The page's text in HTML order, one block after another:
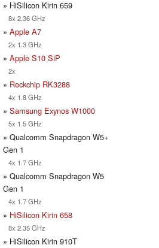
» HiSilicon Kirin 659
8x 2.36 GHz
» Apple A7
2x 1.3 GHz
» Apple S10 SiP
2x
» Rockchip RK3288
4x 1.8 GHz
» Samsung Exynos W1000
5x 1.5 GHz
» Qualcomm Snapdragon W5+
Gen 1
4x 1.7 GHz
» Qualcomm Snapdragon W5
Gen 1
4x 1.7 GHz
» HiSilicon Kirin 658
8x 2.35 GHz
» HiSilicon Kirin 910T